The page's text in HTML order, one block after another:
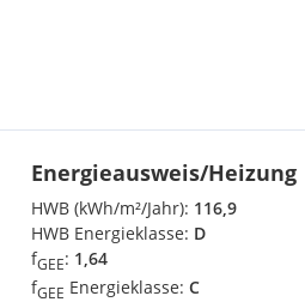
Energieausweis/Heizung
HWB (kWh/m²/Jahr): 116,9
HWB Energieklasse: D
fGEE: 1,64
fGEE Energieklasse: C